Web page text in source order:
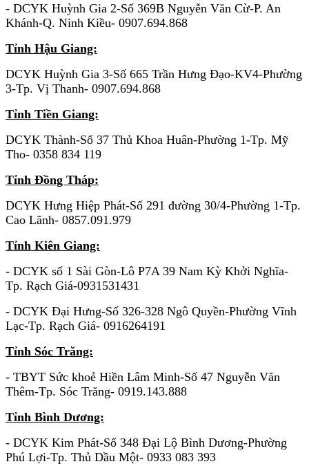
- DCYK Huỳnh Gia 2-Số 369B Nguyễn Văn Cừ-P. An
Khánh-Q. Ninh Kiều- 0907.694.868
Tỉnh Hậu Giang:
DCYK Huỳnh Gia 3-Số 665 Trần Hưng Đạo-KV4-Phường
3-Tp. Vị Thanh- 0907.694.868
Tỉnh Tiền Giang:
DCYK Thành-Số 37 Thủ Khoa Huân-Phường 1-Tp. Mỹ
Tho- 0358 834 119
Tỉnh Đồng Tháp:
DCYK Hưng Hiệp Phát-Số 291 đường 30/4-Phường 1-Tp.
Cao Lãnh- 0857.091.979
Tỉnh Kiên Giang:
- DCYK số 1 Sài Gòn-Lô P7A 39 Nam Kỳ Khởi Nghĩa-
Tp. Rạch Giá-0931531431
- DCYK Đại Hưng-Số 326-328 Ngô Quyền-Phường Vĩnh
Lạc-Tp. Rạch Giá- 0916264191
Tỉnh Sóc Trăng:
- TBYT Sức khoẻ Hiền Lâm Minh-Số 47 Nguyễn Văn
Thêm-Tp. Sóc Trăng- 0919.143.888
Tỉnh Bình Dương:
- DCYK Kim Phát-Số 348 Đại Lộ Bình Dương-Phường
Phú Lợi-Tp. Thủ Dầu Một- 0933 083 393